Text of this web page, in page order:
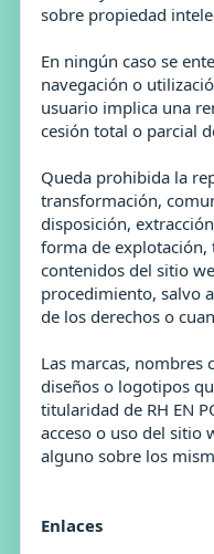
sobre propiedad
En ningún caso se
navegación o
usuario implica una
cesión total o parcial
Queda prohibida la
transformación,
disposición,
forma de explotación,
contenidos del sitio
procedimiento, salvo
de los derechos o
Las marcas, nombres
diseños o logotipos
titularidad de RH EN
acceso o uso del sitio
alguno sobre los
Enlaces